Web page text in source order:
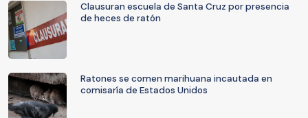
Clausuran escuela de Santa Cruz por presencia
de heces de ratón
Ratones se comen marihuana incautada en
comisaría de Estados Unidos